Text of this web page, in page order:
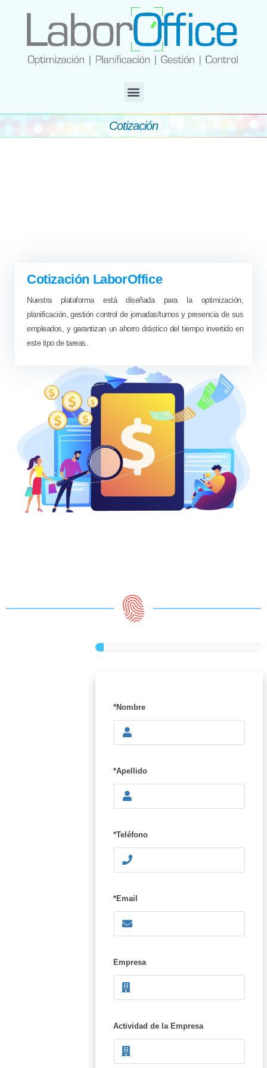
Cotización
Cotización LaborOffice
Nuestra plataforma está diseñada para la optimización,
planificación, gestión control de jornadas/turnos y presencia de sus
empleados, y garantizan un ahorro drástico del tiempo invertido en
este tipo de tareas.
*Nombre
*Apellido
*Teléfono
*Email
Empresa
Actividad de la Empresa